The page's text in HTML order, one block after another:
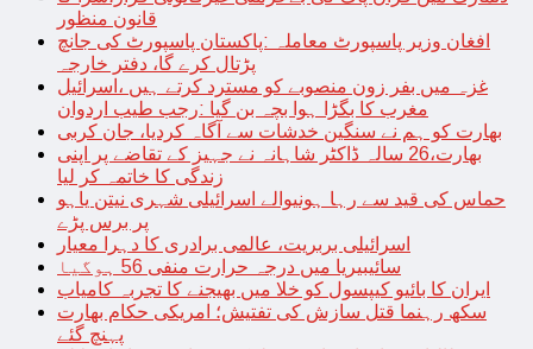
قانون منظور
افغان وزیر پاسپورٹ معاملہ :پاکستان پاسپورٹ کی جانچ
پڑتال کرے گا، دفتر خارجہ
غزہ میں بفر زون منصوبے کو مسترد کرتے ہیں ،اسرائیل
مغرب کا بگڑا ہوا بچہ بن گیا :رجب طیب اردوان
بھارت کو ہم نے سنگین خدشات سے آگاہ کردیا، جان کربی
بھارت،26 سالہ ڈاکٹر شاہانہ نے جہیز کے تقاضے پر اپنی
زندگی کا خاتمہ کر لیا
حماس کی قید سے رہا ہونیوالے اسرائیلی شہری نیتن یاہو
پر برس پڑے
اسرائیلی بربریت، عالمی برادری کا دہرا معیار
سائیبیریا میں درجہ حرارت منفی 56 ہوگیا
ایران کا بائیو کیپسول کو خلا میں بھیجنے کا تجربہ کامیاب
سکھ رہنما قتل سازش کی تفتیش؛ امریکی حکام بھارت
پہنچ گئے